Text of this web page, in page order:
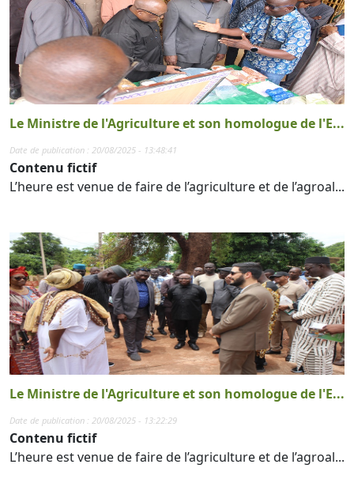
Le Ministre de l'Agriculture et son homologue de l'E...
Date de publication : 20/08/2025 - 13:48:41
Contenu fictif
L’heure est venue de faire de l’agriculture et de l’agroal...
Le Ministre de l'Agriculture et son homologue de l'E...
Date de publication : 20/08/2025 - 13:22:29
Contenu fictif
L’heure est venue de faire de l’agriculture et de l’agroal...